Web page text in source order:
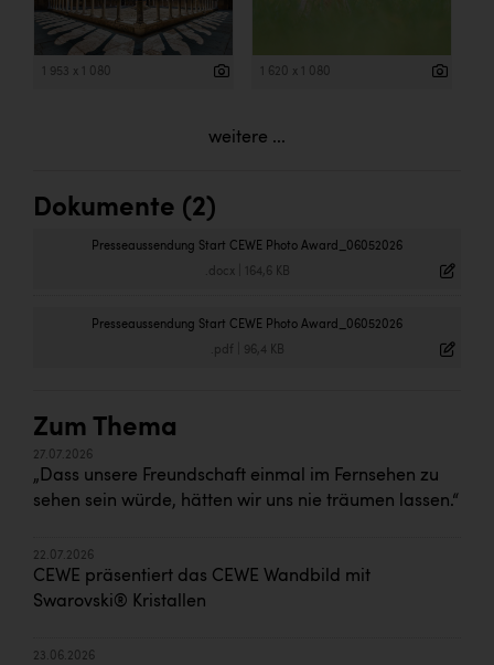
1 953 x 1 080 1 620 x 1 080
weitere ...
Dokumente (2)
Presseaussendung Start CEWE Photo Award_06052026
.docx| 164,6 KB
Presseaussendung Start CEWE Photo Award_06052026
.pdf 96,4 KB
Zum Thema
27.07.2026
„Dass unsere Freundschaft einmal im Fernsehen zu
sehen sein würde, hätten wir uns nie träumen lassen.“
22.07.2026
CEWE präsentiert das CEWE Wandbild mit
Swarovski® Kristallen
23.06.2026